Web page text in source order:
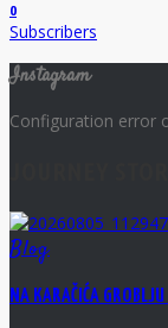
0
Subscribers
Instagram
Configuration error
Blog
NA KARAČIĆA